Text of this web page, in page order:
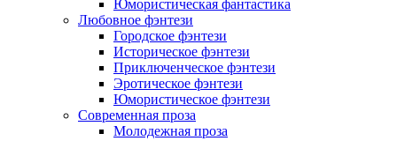
Юмористическая фантастика
Любовное фэнтези
Городское фэнтези
Историческое фэнтези
Приключенческое фэнтези
Эротическое фэнтези
Юмористическое фэнтези
Современная проза
Молодежная проза